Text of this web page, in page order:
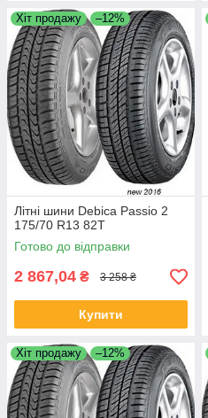
Хіт продажу –12%
Літні шини Debica Passio 2
175/70 R13 82T
Готово до відправки
2 867,04 ₴ 3 258 ₴
Купити
Хіт продажу –12%